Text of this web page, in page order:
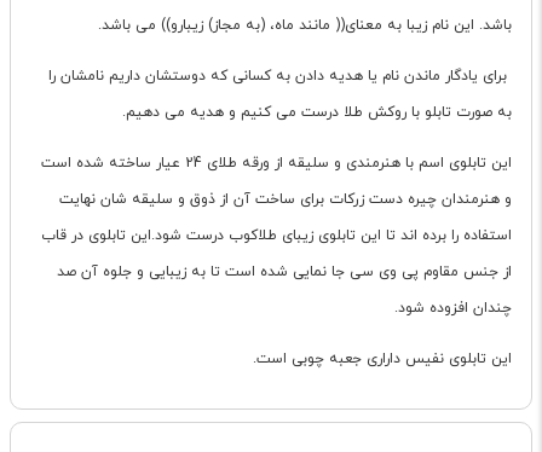
باشد. این نام زیبا به معنای(( مانند ماه، (به مجاز) زیبارو)) می باشد.
برای یادگار ماندن نام یا هدیه دادن به کسانی که دوستشان داریم نامشان را
به صورت تابلو با روکش طلا درست می کنیم و هدیه می دهیم.
این تابلوی اسم با هنرمندی و سلیقه از ورقه طلای 24 عیار ساخته شده است
و هنرمندان چیره دست زرکات برای ساخت آن از ذوق و سلیقه شان نهایت
استفاده را برده اند تا این تابلوی زیبای طلاکوب درست شود.این تابلوی در قاب
از جنس مقاوم پی وی سی جا نمایی شده است تا به زیبایی و جلوه آن صد
چندان افزوده شود.
این تابلوی نفیس داراری جعبه چوبی است.